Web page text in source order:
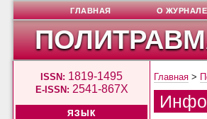
ISSN: 1819-1495
E-ISSN: 2541-867X
ЯЗЫК
ГЛАВНАЯ О ЖУРНАЛЕ
Главная >